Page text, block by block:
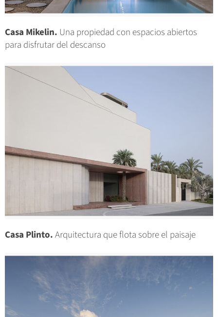
Casa Mikelin. Una propiedad con espacios abiertos
para disfrutar del descanso
Casa Plinto.Arquitectura que flota sobre el paisaje